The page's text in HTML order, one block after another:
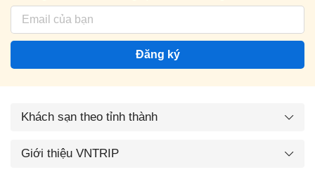
Đăng ký
Khách sạn theo tỉnh thành
Giới thiệu VNTRIP